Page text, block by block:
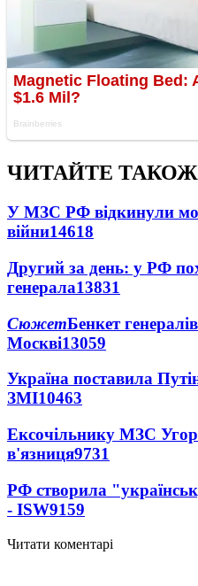
ЧИТАЙТЕ ТАКОЖ
У МЗС РФ відкинули
війни14618
Другий за день: у РФ
генерала13831
СюжетБенкет
Москві13059
Україна поставила
ЗМІ10463
Ексочільнику МЗС
в'язниця9731
РФ створила
- ISW9159
Читати коментарі